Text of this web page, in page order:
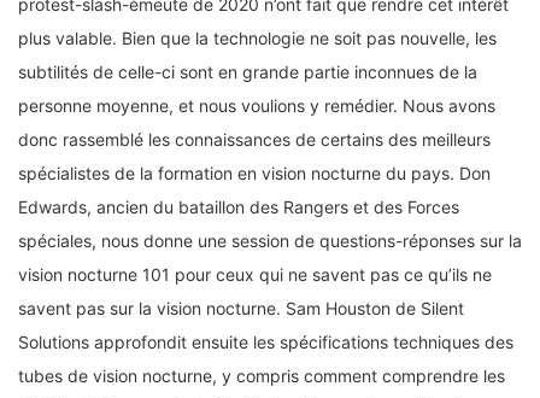
protest-slash-émeute de 2020 n’ont fait que rendre cet intérêt
plus valable. Bien que la technologie ne soit pas nouvelle, les
subtilités de celle-ci sont en grande partie inconnues de la
personne moyenne, et nous voulions y remédier. Nous avons
donc rassemblé les connaissances de certains des meilleurs
spécialistes de la formation en vision nocturne du pays. Don
Edwards, ancien du bataillon des Rangers et des Forces
spéciales, nous donne une session de questions-réponses sur la
vision nocturne 101 pour ceux qui ne savent pas ce qu’ils ne
savent pas sur la vision nocturne. Sam Houston de Silent
Solutions approfondit ensuite les spécifications techniques des
tubes de vision nocturne, y compris comment comprendre les